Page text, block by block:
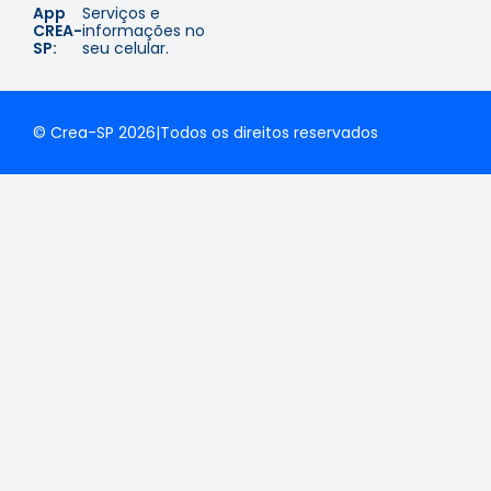
App
CREA-
SP:
Serviços e
informações no
seu celular.
© Crea-SP 2026|Todos os direitos reservados